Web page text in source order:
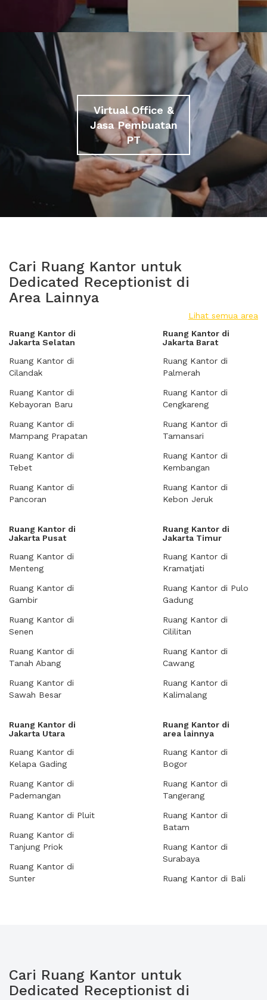
Virtual Office &
Jasa Pembuatan
PT
Cari Ruang Kantor untuk
Dedicated Receptionist di
Area Lainnya
Lihat semua area
Ruang Kantor di
Jakarta Selatan
Ruang Kantor di
Cilandak
Ruang Kantor di
Kebayoran Baru
Ruang Kantor di
Mampang Prapatan
Ruang Kantor di
Tebet
Ruang Kantor di
Pancoran
Ruang Kantor di
Jakarta Barat
Ruang Kantor di
Palmerah
Ruang Kantor di
Cengkareng
Ruang Kantor di
Tamansari
Ruang Kantor di
Kembangan
Ruang Kantor di
Kebon Jeruk
Ruang Kantor di
Jakarta Pusat
Ruang Kantor di
Menteng
Ruang Kantor di
Gambir
Ruang Kantor di
Senen
Ruang Kantor di
Tanah Abang
Ruang Kantor di
Sawah Besar
Ruang Kantor di
Jakarta Timur
Ruang Kantor di
Kramatjati
Ruang Kantor di Pulo
Gadung
Ruang Kantor di
Cililitan
Ruang Kantor di
Cawang
Ruang Kantor di
Kalimalang
Ruang Kantor di
Jakarta Utara
Ruang Kantor di
Kelapa Gading
Ruang Kantor di
Pademangan
Ruang Kantor di Pluit
Ruang Kantor di
Tanjung Priok
Ruang Kantor di
Sunter
Ruang Kantor di
area lainnya
Ruang Kantor di
Bogor
Ruang Kantor di
Tangerang
Ruang Kantor di
Batam
Ruang Kantor di
Surabaya
Ruang Kantor di Bali
Cari Ruang Kantor untuk
Dedicated Receptionist di